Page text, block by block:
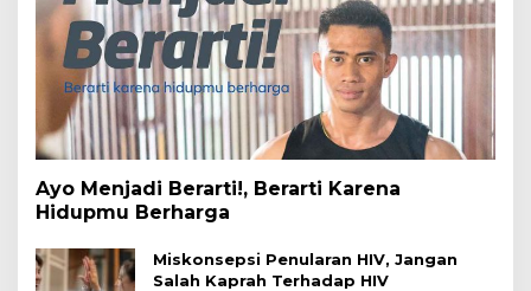
Ayo Menjadi Berarti!, Berarti Karena
Hidupmu Berharga
Miskonsepsi Penularan HIV, Jangan
Salah Kaprah Terhadap HIV